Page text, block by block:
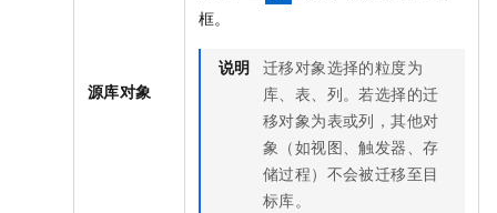
源库对象
框。
说明 迁移对象选择的粒度为
库、表、列。若选择的迁
移对象为表或列，其他对
象（如视图、触发器、存
储过程）不会被迁移至目
标库。